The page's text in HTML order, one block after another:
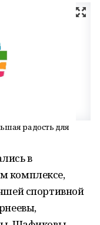
радость для
в
комплексе,
спортивной